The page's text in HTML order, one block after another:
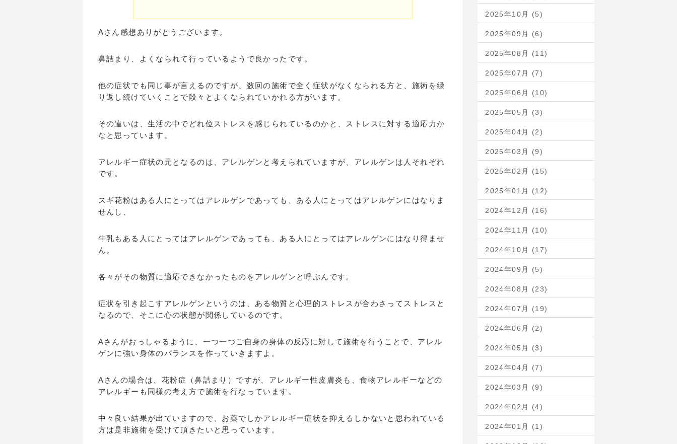
Aさん感想ありがとうございます。
鼻詰まり、よくなられて行っているようで良かったです。
他の症状でも同じ事が言えるのですが、数回の施術で全く症状がなくなられる方と、施術を繰
り返し続けていくことで段々とよくなられていかれる方がいます。
その違いは、生活の中でどれ位ストレスを感じられているのかと、ストレスに対する適応力か
なと思っています。
アレルギー症状の元となるのは、アレルゲンと考えられていますが、アレルゲンは人それぞれ
です。
スギ花粉はある人にとってはアレルゲンであっても、ある人にとってはアレルゲンにはなりま
せんし、
牛乳もある人にとってはアレルゲンであっても、ある人にとってはアレルゲンにはなり得ませ
ん。
各々がその物質に適応できなかったものをアレルゲンと呼ぶんです。
症状を引き起こすアレルゲンというのは、ある物質と心理的ストレスが合わさってストレスと
なるので、そこに心の状態が関係しているのです。
Aさんがおっしゃるように、一つ一つご自身の身体の反応に対して施術を行うことで、アレル
ゲンに強い身体のバランスを作っていきますよ。
Aさんの場合は、花粉症（鼻詰まり）ですが、アレルギー性皮膚炎も、食物アレルギーなどの
アレルギーも同様の考え方で施術を行なっています。
中々良い結果が出ていますので、お薬でしかアレルギー症状を抑えるしかないと思われている
方は是非施術を受けて頂きたいと思っています。
2025年10月 (5)
2025年09月 (6)
2025年08月 (11)
2025年07月 (7)
2025年06月 (10)
2025年05月 (3)
2025年04月 (2)
2025年03月 (9)
2025年02月 (15)
2025年01月 (12)
2024年12月 (16)
2024年11月 (10)
2024年10月 (17)
2024年09月 (5)
2024年08月 (23)
2024年07月 (19)
2024年06月 (2)
2024年05月 (3)
2024年04月 (7)
2024年03月 (9)
2024年02月 (4)
2024年01月 (1)